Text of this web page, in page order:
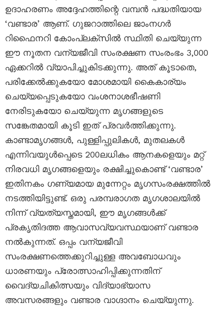
ഉദാഹരണം അദ്ദേഹത്തിന്റെ വമ്പൻ പദ്ധതിയായ
‘വണ്ടാര’ ആണ്. ഗുജറാത്തിലെ ജാംനഗർ
റിഫൈനറി കോംപ്ലക്സിൽ സ്ഥിതി ചെയ്യുന്ന
ഈ നൂതന വന്യജീവി സംരക്ഷണ സംരംഭം 3,000
ഏക്കറിൽ വ്യാപിച്ചുകിടക്കുന്നു. അത് കൂടാതെ,
പരിക്കേൽക്കുകയോ മോശമായി കൈകാര്യം
ചെയ്യപ്പെടുകയോ വംശനാശഭീഷണി
നേരിടുകയോ ചെയ്യുന്ന മൃഗങ്ങളുടെ
സങ്കേതമായി കൂടി ഇത് പ്രവർത്തിക്കുന്നു.
കാണ്ടാമൃഗങ്ങൾ, പുള്ളിപ്പുലികൾ, മുതലകൾ
എന്നിവയുൾപ്പെടെ 200ലധികം ആനകളെയും മറ്റ്
നിരവധി മൃഗങ്ങളെയും രക്ഷിച്ചുകൊണ്ട് ‘വണ്ടാര’
ഇതിനകം ഗണ്യമായ മുന്നേറ്റം മൃഗസംരക്ഷത്തിൽ
നടത്തിയിട്ടുണ്ട്. ഒരു പരമ്പരാഗത മൃഗശാലയിൽ
നിന്ന് വ്യത്യസ്തമായി, ഈ മൃഗങ്ങൾക്ക്
പ്രകൃതിദത്ത ആവാസവ്യവസ്ഥയാണ് വണ്ടാര
നൽകുന്നത്. ഒപ്പം വന്യജീവി
സംരക്ഷണത്തെക്കുറിച്ചുള്ള അവബോധവും
ധാരണയും പ്രോത്സാഹിപ്പിക്കുന്നതിന്
വൈദ്യചികിത്സയും വിദ്യാഭ്യാസ
അവസരങ്ങളും വണ്ടാര വാഗ്ദാനം ചെയ്യുന്നു.